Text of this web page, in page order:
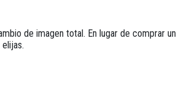
de imagen total. En lugar de comprar un